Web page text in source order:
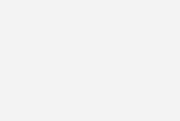
dass das neue Gerät
Wie berechnet man das?